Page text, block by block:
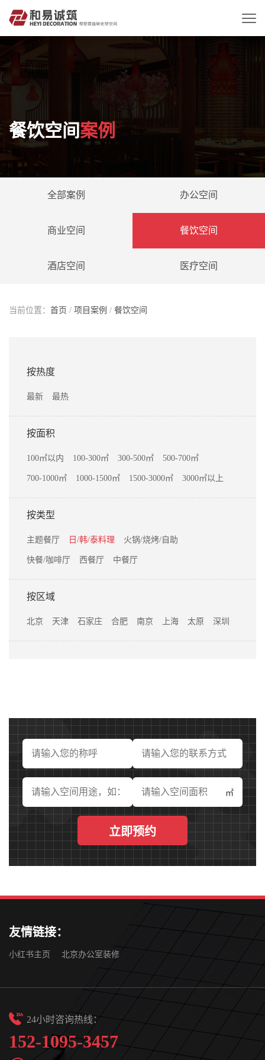
餐饮空间案例
全部案例 办公空间
商业空间 餐饮空间
酒店空间 医疗空间
当前位置： 首页 / 项目案例 / 餐饮空间
按热度
最新 最热
按面积
100㎡以内 100-300㎡ 300-500㎡ 500-700㎡
700-1000㎡ 1000-1500㎡ 1500-3000㎡ 3000㎡以上
按类型
主题餐厅 日/韩/泰料理 火锅/烧烤/自助
快餐/咖啡厅 西餐厅 中餐厅
按区域
北京 天津 石家庄 合肥 南京 上海 太原 深圳
㎡
立即预约
友情链接：
小红书主页 北京办公室装修
24小时咨询热线：
152-1095-3457